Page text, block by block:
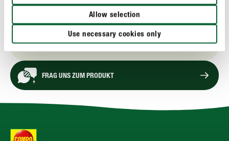
Allow selection
Use necessary cookies only
TECHNISCHE DETAILS
FRAG UNS ZUM PRODUKT